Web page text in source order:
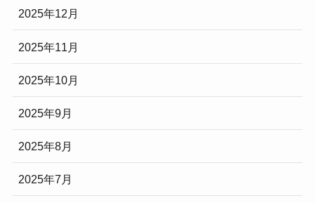
2025年12月
2025年11月
2025年10月
2025年9月
2025年8月
2025年7月